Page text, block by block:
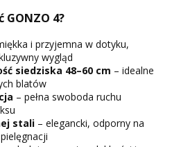
4?
i przyjemna w dotyku,
wygląd
siedziska 48–60 cm – idealne
blatów
– pełna swoboda ruchu
stali – elegancki, odporny na